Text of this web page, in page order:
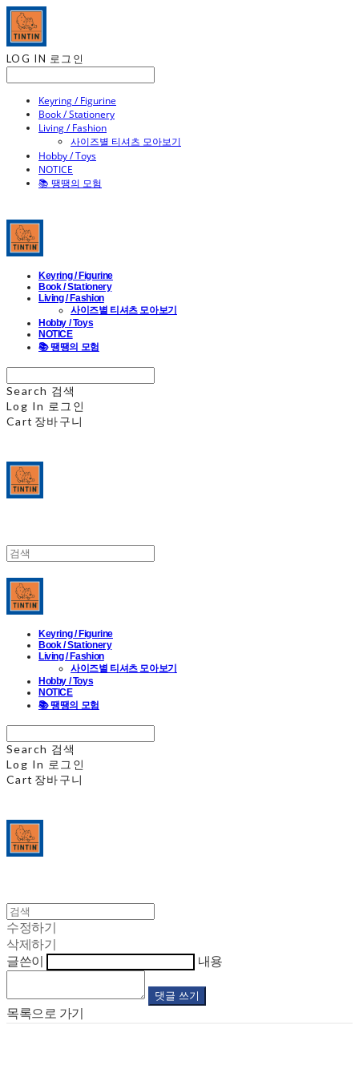
LOG IN 로그인
Keyring / Figurine
Book / Stationery
Living / Fashion
사이즈별 티셔츠 모아보기
Hobby / Toys
NOTICE
📚 땡땡의 모험
Keyring / Figurine
Book / Stationery
Living / Fashion
사이즈별 티셔츠 모아보기
Hobby / Toys
NOTICE
📚 땡땡의 모험
Search 검색
Log In 로그인
Cart 장바구니
Keyring / Figurine
Book / Stationery
Living / Fashion
사이즈별 티셔츠 모아보기
Hobby / Toys
NOTICE
📚 땡땡의 모험
Search 검색
Log In 로그인
Cart 장바구니
수정하기
삭제하기
글쓴이
내용
댓글 쓰기
목록으로 가기